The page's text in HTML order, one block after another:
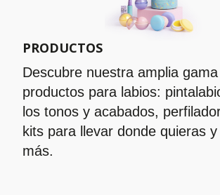
PRODUCTOS
Descubre nuestra amplia
productos para labios:
los tonos y acabados,
kits para llevar donde quieras
más.